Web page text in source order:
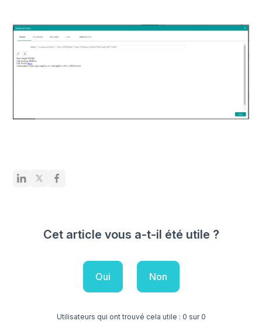
Cet article vous a-t-il été utile ?
Oui Non
Utilisateurs qui ont trouvé cela utile : 0 sur 0